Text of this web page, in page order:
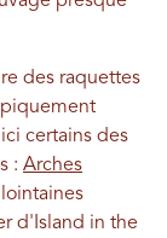
des raquettes
certains des
: Arches
d'Island in the